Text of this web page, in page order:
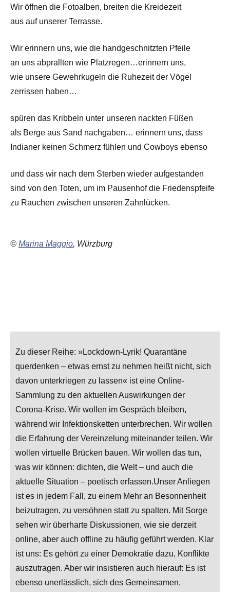
Wir öffnen die Fotoalben, breiten die Kreidezeit
aus auf unserer Terrasse.
Wir erinnern uns, wie die handgeschnitzten Pfeile
an uns abprallten wie Platzregen…erinnern uns,
wie unsere Gewehrkugeln die Ruhezeit der Vögel
zerrissen haben…
spüren das Kribbeln unter unseren nackten Füßen
als Berge aus Sand nachgaben… erinnern uns, dass
Indianer keinen Schmerz fühlen und Cowboys ebenso
und dass wir nach dem Sterben wieder aufgestanden
sind von den Toten, um im Pausenhof die Friedenspfeife
zu Rauchen zwischen unseren Zahnlücken.
© Marina Maggio, Würzburg
Zu dieser Reihe: »Lockdown-Lyrik! Quarantäne
querdenken – etwas ernst zu nehmen heißt nicht, sich
davon unterkriegen zu lassen« ist eine Online-
Sammlung zu den aktuellen Auswirkungen der
Corona-Krise. Wir wollen im Gespräch bleiben,
während wir Infektionsketten unterbrechen. Wir wollen
die Erfahrung der Vereinzelung miteinander teilen. Wir
wollen virtuelle Brücken bauen. Wir wollen das tun,
was wir können: dichten, die Welt – und auch die
aktuelle Situation – poetisch erfassen.Unser Anliegen
ist es in jedem Fall, zu einem Mehr an Besonnenheit
beizutragen, zu versöhnen statt zu spalten. Mit Sorge
sehen wir überharte Diskussionen, wie sie derzeit
online, aber auch offline zu häufig geführt werden. Klar
ist uns: Es gehört zu einer Demokratie dazu, Konflikte
auszutragen. Aber wir insistieren auch hierauf: Es ist
ebenso unerlässlich, sich des Gemeinsamen,